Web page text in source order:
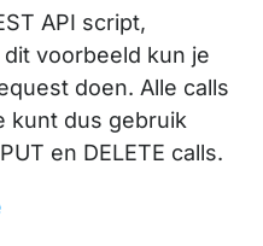
API script,
voorbeeld kun je
doen. Alle calls
kunt dus gebruik
en DELETE calls.